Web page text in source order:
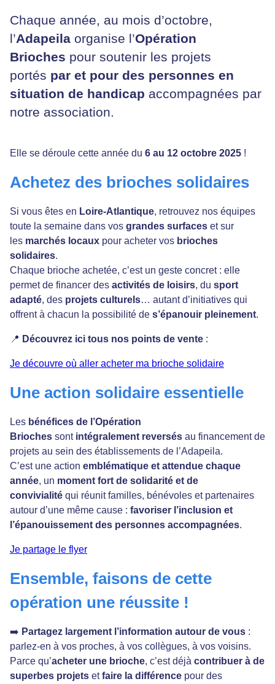
Chaque année, au mois d’octobre,
l’Adapeila organise l’Opération
Brioches pour soutenir les projets
portés par et pour des personnes en
situation de handicap accompagnées par
notre association.
Elle se déroule cette année du 6 au 12 octobre 2025 !
Achetez des brioches solidaires
Si vous êtes en Loire-Atlantique, retrouvez nos équipes
toute la semaine dans vos grandes surfaces et sur
les marchés locaux pour acheter vos brioches
solidaires.
Chaque brioche achetée, c’est un geste concret : elle
permet de financer des activités de loisirs, du sport
adapté, des projets culturels… autant d’initiatives qui
offrent à chacun la possibilité de s’épanouir pleinement.
📍 Découvrez ici tous nos points de vente :
Je découvre où aller acheter ma brioche solidaire
Une action solidaire essentielle
Les bénéfices de l’Opération
Brioches sont intégralement reversés au financement de
projets au sein des établissements de l’Adapeila.
C’est une action emblématique et attendue chaque
année, un moment fort de solidarité et de
convivialité qui réunit familles, bénévoles et partenaires
autour d’une même cause : favoriser l’inclusion et
l’épanouissement des personnes accompagnées.
Je partage le flyer
Ensemble, faisons de cette
opération une réussite !
➡️ Partagez largement l’information autour de vous :
parlez-en à vos proches, à vos collègues, à vos voisins.
Parce qu’acheter une brioche, c’est déjà contribuer à de
superbes projets etfaire la différence pour des